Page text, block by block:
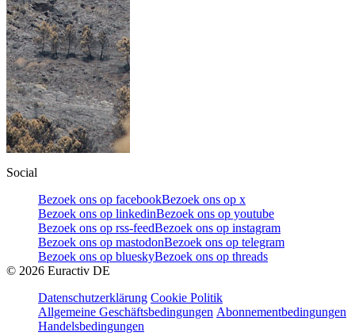
Social
Bezoek ons op facebookBezoek ons op x
Bezoek ons op linkedinBezoek ons op youtube
Bezoek ons op rss-feedBezoek ons op instagram
Bezoek ons op mastodonBezoek ons op telegram
Bezoek ons op blueskyBezoek ons op threads
© 2026 Euractiv DE
Datenschutzerklärung Cookie Politik
Allgemeine Geschäftsbedingungen Abonnementbedingungen
Handelsbedingungen